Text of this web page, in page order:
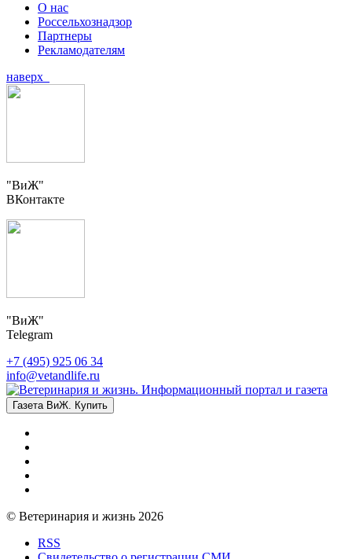
О нас
Россельхознадзор
Партнеры
Рекламодателям
наверх
"ВиЖ"
ВКонтакте
"ВиЖ"
Telegram
+7 (495) 925 06 34
info@vetandlife.ru
Газета ВиЖ. Купить
© Ветеринария и жизнь 2026
RSS